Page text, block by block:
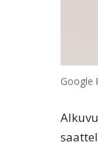
Google